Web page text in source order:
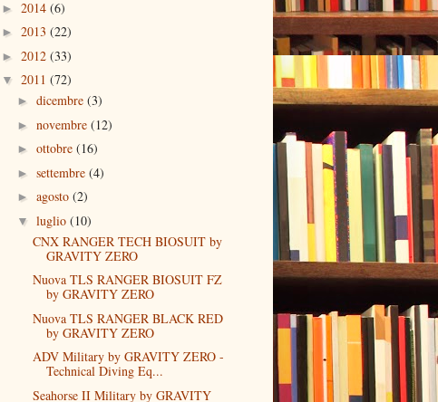
► 2014 (6)
► 2013 (22)
► 2012 (33)
▼ 2011 (72)
► dicembre (3)
► novembre (12)
► ottobre (16)
► settembre (4)
► agosto (2)
▼ luglio (10)
CNX RANGER TECH BIOSUIT by
GRAVITY ZERO
Nuova TLS RANGER BIOSUIT FZ
by GRAVITY ZERO
Nuova TLS RANGER BLACK RED
by GRAVITY ZERO
ADV Military by GRAVITY ZERO -
Technical Diving Eq...
Seahorse II Military by GRAVITY